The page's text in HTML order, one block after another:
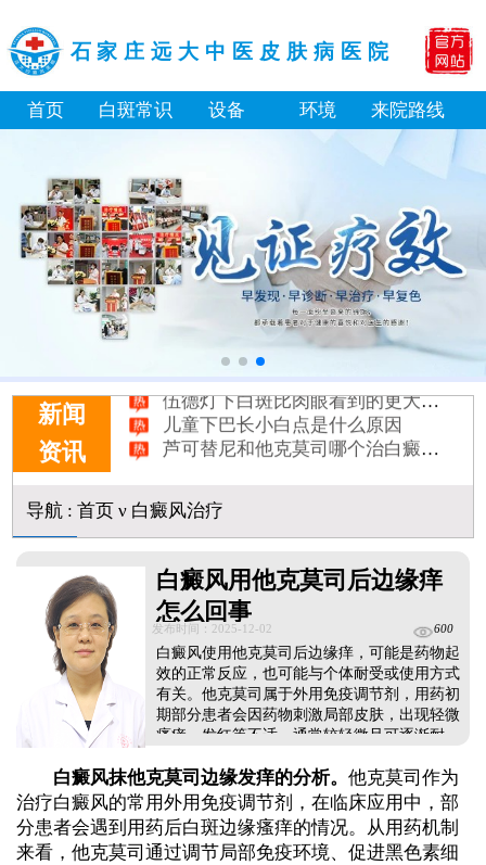
石家庄远大中医皮肤病医院
首页 白斑常识 设备 环境 来院路线
新闻
资讯
淘宝购买的伍德灯检查白斑准确吗
大面积白斑做全身仓光疗怎么样
美国进口308激光照白癜风一个光斑大概费用多少
小孩膝盖上有白色的点点摸着光滑怎么回事
补骨脂泡酒真能治白癜风吗 有没有副作用
伍德灯下白斑比肉眼看到的更大正常吗
儿童下巴长小白点是什么原因
芦可替尼和他克莫司哪个治白癜风好
皮肤ct检测白斑对治疗有什么作用
导航: 首页ν 白癜风治疗
白癜风用他克莫司后边缘痒
怎么回事
发布时间：2025-12-02 600
白癜风使用他克莫司后边缘痒，可能是药物起
效的正常反应，也可能与个体耐受或使用方式
有关。他克莫司属于外用免疫调节剂，用药初
期部分患者会因药物刺激局部皮肤，出现轻微
瘙痒、发红等不适，通常较轻微且可逐渐耐
皮肤有破损时使用)。若瘙痒轻微，可继续观察
并遵医嘱使用;若瘙痒剧烈、伴红肿渗液，需立
即停药并及时就医，由医生判断是否调整用药
方案。...
白癜风抹他克莫司边缘发痒的分析。 他克莫司作为
治疗白癜风的常用外用免疫调节剂，在临床应用中，部
分患者会遇到用药后白斑边缘瘙痒的情况。从用药机制
来看，他克莫司通过调节局部免疫环境、促进黑色素细